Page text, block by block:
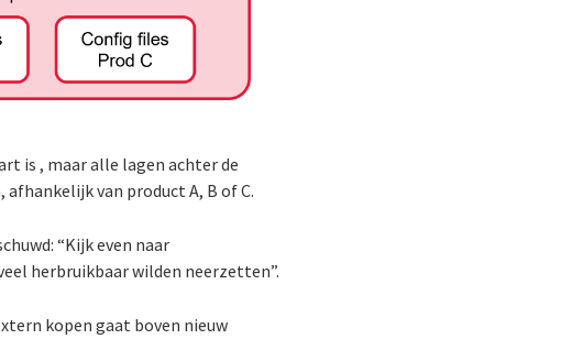
is , maar alle lagen achter de
van product A, B of C.
“Kijk even naar
herbruikbaar wilden neerzetten”.
kopen gaat boven nieuw